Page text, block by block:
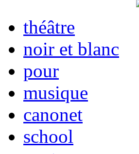
théâtre
noir et blanc
pour
musique
canonet
school